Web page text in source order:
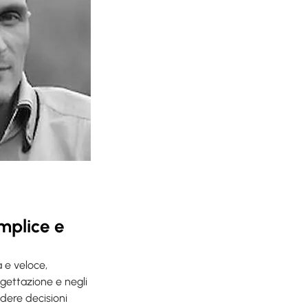
e
e veloce,
e negli
decisioni